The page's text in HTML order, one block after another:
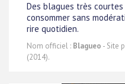
Des blagues très
consommer sans
rire quotidien.
Nom officiel : Blagueo - Site
(2014).